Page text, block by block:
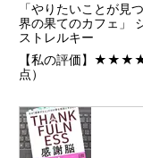
「やりたいことが見
界の果てのカフェ」
ストレルキー
【私の評価】
点）